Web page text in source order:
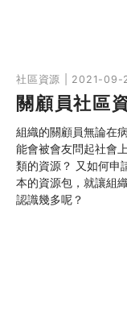
社區資源 | 2021-09-
關顧員社區
組織的關顧員無論在
能會被會友問起社會
類的資源？ 又如何申
本的資源包，就讓組
認識幾多呢？